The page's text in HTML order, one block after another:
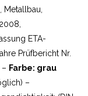
Metallbau,
ETA-
Prüfbericht Nr.
Farbe: grau
–